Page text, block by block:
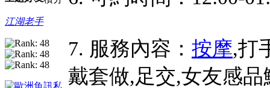
江湖老手
7. 服務內容： 按摩,打
戴套做,足交,女友感